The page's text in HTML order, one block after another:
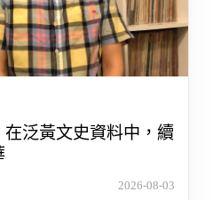
泛黃文史資料中，續
2026-08-03